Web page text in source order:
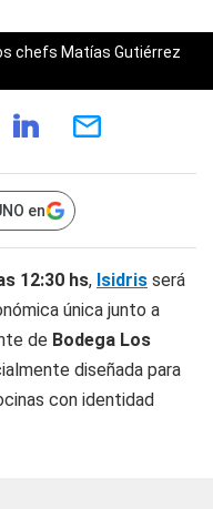
chefs Matías Gutiérrez
en
12:30 hs, Isidris será
única junto a
de Bodega Los
diseñada para
con identidad